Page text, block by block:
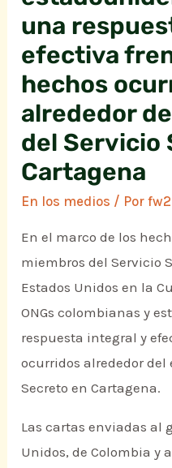
una
efectiva
hechos
alrededor
del Servicio
Cartagena
En los medios / Porfw2
En el marco de los
miembros del Servicio
Estados Unidos en la
ONGs colombianas y
respuesta integral y
ocurridos alrededor del
Secreto en Cartagena.
Las cartas enviadas al
Unidos, de Colombia y